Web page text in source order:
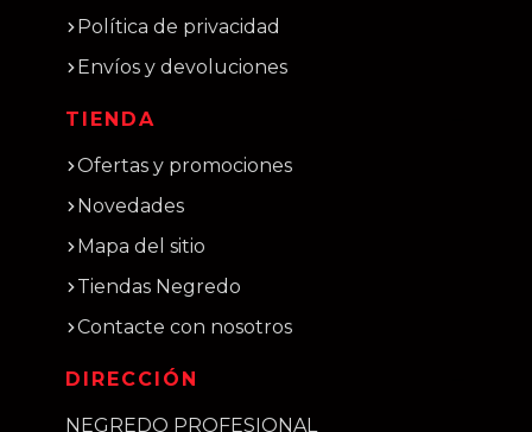
Política de privacidad
Envíos y devoluciones
TIENDA
Ofertas y promociones
Novedades
Mapa del sitio
Tiendas Negredo
Contacte con nosotros
DIRECCIÓN
NEGREDO PROFESIONAL